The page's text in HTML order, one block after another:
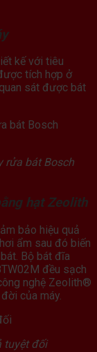
kế với tiêu
tích hợp ở
sát được bát
rửa bát Bosch
hạt Zeolith
bảo hiệu quả
ẩm sau đó biến
Bộ bát đĩa
đều sạch
nghệ Zeolith®
của máy.
tuyệt đối